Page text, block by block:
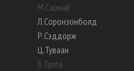
М.Сарнай
Л.Соронзонболд
Р.Сэддорж
Ц.Туваан
Б.Тулга